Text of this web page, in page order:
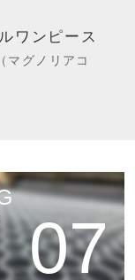
ワンピース
グノリアコ
07